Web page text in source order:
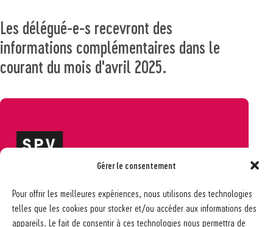
Gérer le consentement
Pour offrir les meilleures expériences, nous utilisons des technologies
telles que les cookies pour stocker et/ou accéder aux informations des
appareils. Le fait de consentir à ces technologies nous permettra de
Les délégué-e-s recevront des
informations complémentaires dans le
courant du mois d'avril 2025.
Ch. des Allinges 2
1006 Lausanne